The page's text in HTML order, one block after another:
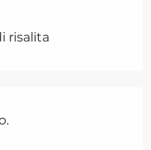
risalita